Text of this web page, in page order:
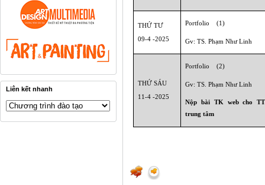
Liên kết nhanh
THỨ TƯ
09-4 -2025
Portfolio (1)
Gv: TS. Phạm Như Linh
THỨ SÁU
11-4 -2025
Portfolio (2)
Gv: TS. Phạm Như Linh
Nộp bài TK web cho TT
trung tâm